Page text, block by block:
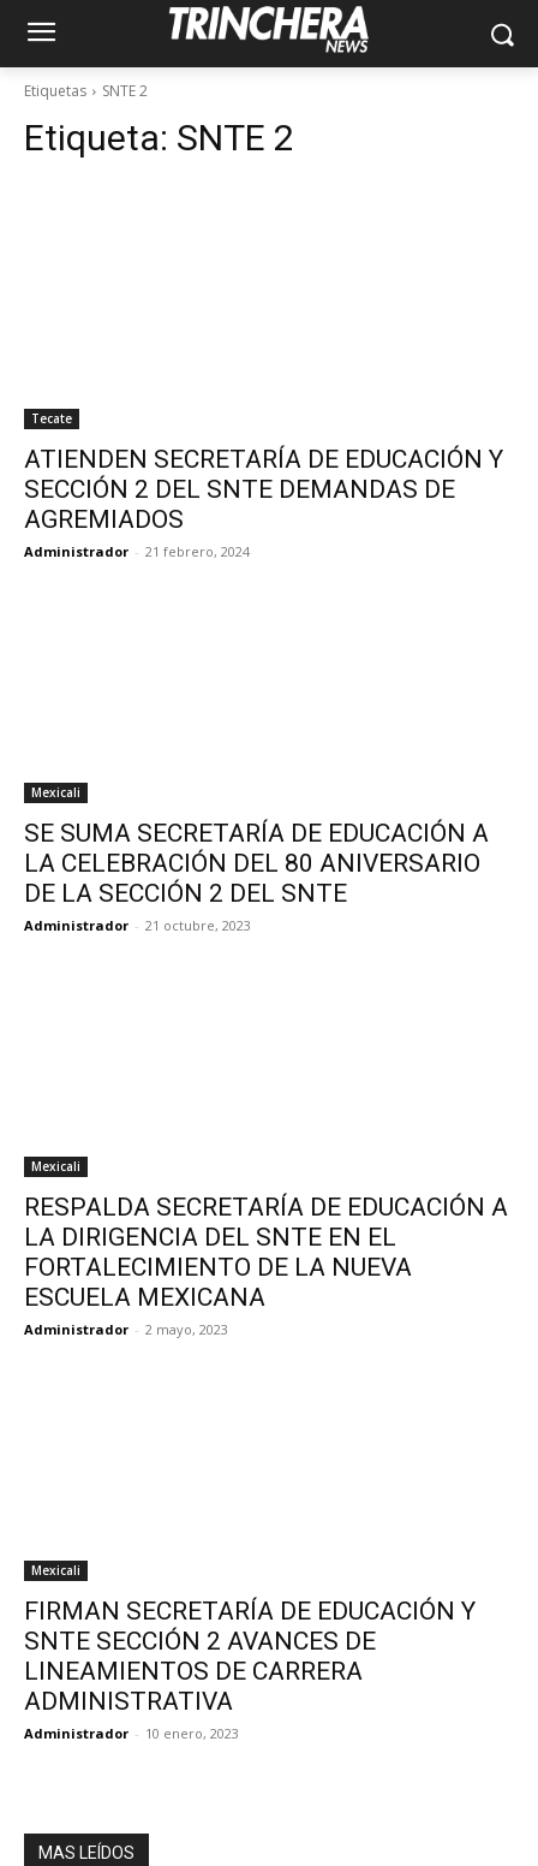
Etiquetas SNTE 2
Etiqueta: SNTE 2
Tecate
ATIENDEN SECRETARÍA DE EDUCACIÓN Y
SECCIÓN 2 DEL SNTE DEMANDAS DE
AGREMIADOS
Administrador - 21 febrero, 2024
Mexicali
SE SUMA SECRETARÍA DE EDUCACIÓN A
LA CELEBRACIÓN DEL 80 ANIVERSARIO
DE LA SECCIÓN 2 DEL SNTE
Administrador - 21 octubre, 2023
Mexicali
RESPALDA SECRETARÍA DE EDUCACIÓN A
LA DIRIGENCIA DEL SNTE EN EL
FORTALECIMIENTO DE LA NUEVA
ESCUELA MEXICANA
Administrador - 2 mayo, 2023
Mexicali
FIRMAN SECRETARÍA DE EDUCACIÓN Y
SNTE SECCIÓN 2 AVANCES DE
LINEAMIENTOS DE CARRERA
ADMINISTRATIVA
Administrador - 10 enero, 2023
MAS LEÍDOS